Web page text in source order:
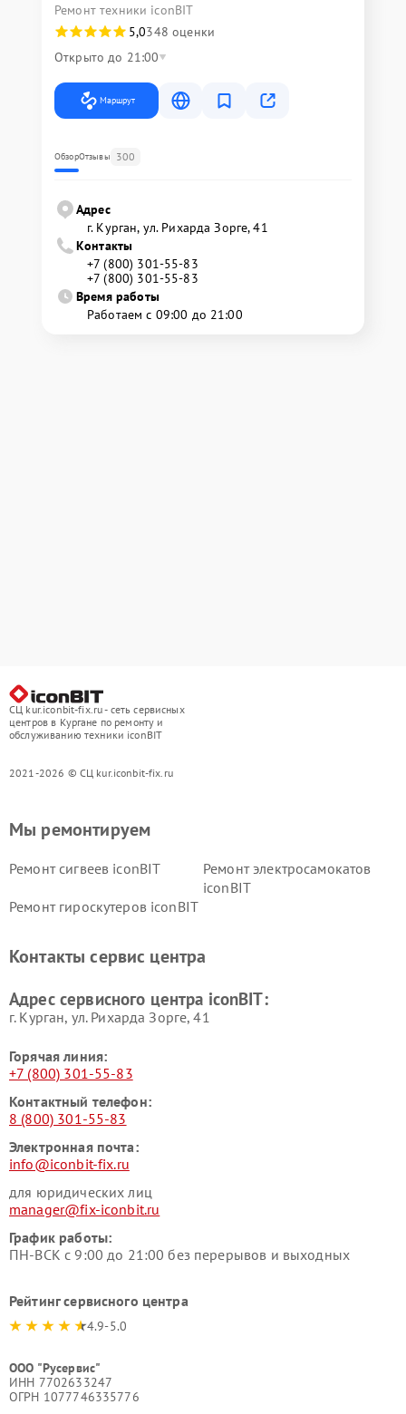
Ремонт техники iconBIT
5,0348 оценки
Открыто до 21:00
Маршрут
ОбзорОтзывы 300
Адрес
г. Курган, ул. Рихарда Зорге, 41
Контакты
+7 (800) 301-55-83
+7 (800) 301-55-83
Время работы
Работаем с 09:00 до 21:00
СЦ kur.iconbit-fix.ru - сеть сервисных
центров в Кургане по ремонту и
обслуживанию техники iconBIT
2021-2026 © СЦ kur.iconbit-fix.ru
Мы ремонтируем
Ремонт сигвеев iconBIT
Ремонт электросамокатов
iconBIT
Ремонт гироскутеров iconBIT
Контакты сервис центра
Адрес сервисного центра iconBIT:
г. Курган, ул. Рихарда Зорге, 41
Горячая линия:
+7 (800) 301-55-83
Контактный телефон:
8 (800) 301-55-83
Электронная почта:
info@iconbit-fix.ru
для юридических лиц
manager@fix-iconbit.ru
График работы:
ПН-ВСК с 9:00 до 21:00 без перерывов и выходных
Рейтинг сервисного центра
4.9-5.0
ООО "Русервис"
ИНН 7702633247
ОГРН 1077746335776